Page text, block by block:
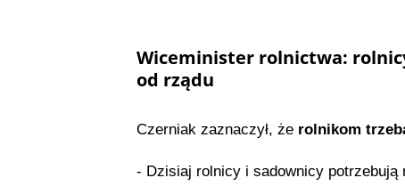
Wiceminister rolnictwa:
od rządu
Czerniak zaznaczył, że rolnikom
- Dzisiaj rolnicy i sadownicy potrzebują